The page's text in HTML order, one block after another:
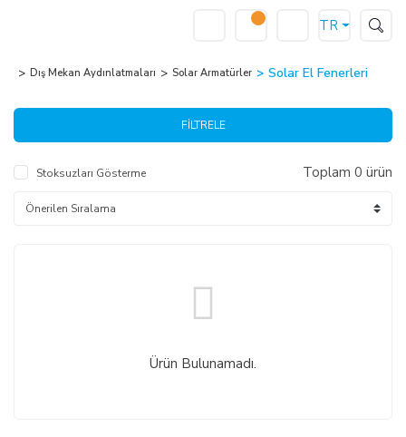
TR
Dış Mekan Aydınlatmaları Solar Armatürler Solar El Fenerleri
FİLTRELE
Stoksuzları Gösterme Toplam 0 ürün
Ürün Bulunamadı.